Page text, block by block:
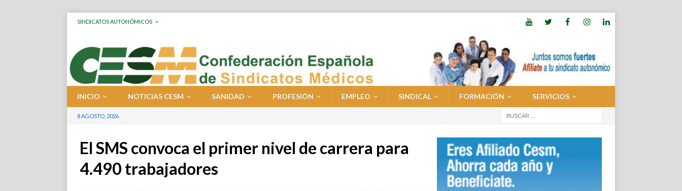
SINDICATOS AUTONÓMICOS
INICIO NOTICIAS CESM SANIDAD PROFESIÓN EMPLEO SINDICAL FORMACIÓN SERVICIOS
8 AGOSTO, 2026
El SMS convoca el primer nivel de carrera para
4.490 trabajadores